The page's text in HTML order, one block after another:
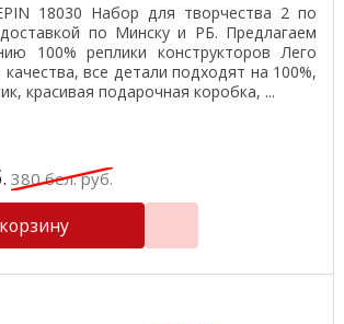
18030 Набор для творчества 2 по
по Минску и РБ. Предлагаем
100% реплики конструкторов Лего
все детали подходят на 100%,
красивая подарочная коробка, ...
380бел. руб.